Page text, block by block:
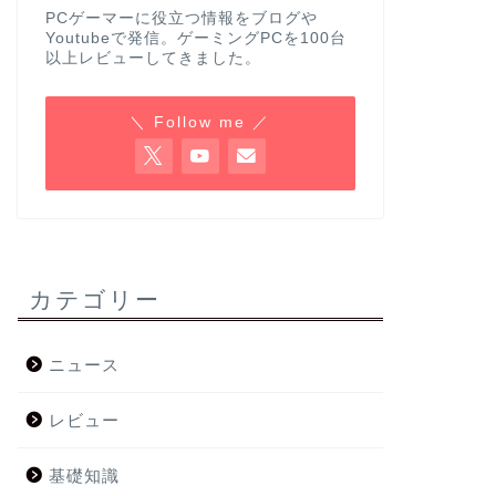
PCゲーマーに役立つ情報をブログや
Youtubeで発信。ゲーミングPCを100台
以上レビューしてきました。
＼ Follow me ／
カテゴリー
ニュース
レビュー
基礎知識